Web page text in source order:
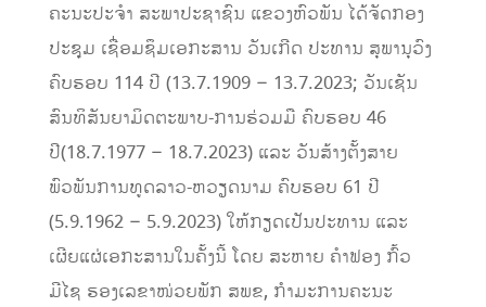
ຄະນະປະຈຳ ສະພາປະຊາຊົນ ແຂວງຫົວພັນ ໄດ້ຈັດກອງ
ປະຊຸມ ເຊື່ອມຊຶມເອກະສານ ວັນເກີດ ປະທານ ສຸພານຸວົງ
ຄົບຮອບ 114 ປີ (13.7.1909 – 13.7.2023; ວັນເຊັນ
ສົນທິສັນຍາມິດຕະພາບ-ການຮ່ວມມື ຄົບຮອບ 46
ປີ(18.7.1977 – 18.7.2023) ແລະ ວັນສ້າງຕັ້ງສາຍ
ພົວພັນການທູດລາວ-ຫວຽດນາມ ຄົບຮອບ 61 ປີ
(5.9.1962 – 5.9.2023) ໃຫ້ກຽດເປັນປະທານ ແລະ
ເຜີຍແຜ່ເອກະສານໃນຄັ້ງນີ້ ໂດຍ ສະຫາຍ ຄຳຟອງ ກົ້ວ
ມີໄຊ ຮອງເລຂາໜ່ວຍພັກ ສພຂ, ກຳມະການຄະນະ